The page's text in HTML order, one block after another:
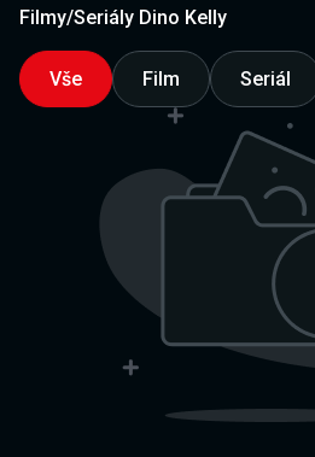
Filmy/Seriály Dino Kelly
Vše Film Seriál